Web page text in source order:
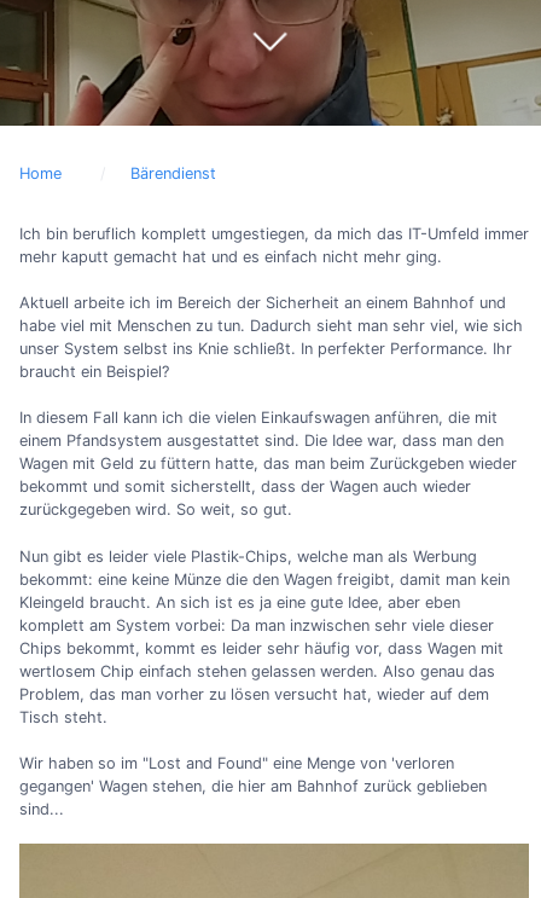
Home Bärendienst
Ich bin beruflich komplett umgestiegen, da mich das IT-Umfeld immer
mehr kaputt gemacht hat und es einfach nicht mehr ging.
Aktuell arbeite ich im Bereich der Sicherheit an einem Bahnhof und
habe viel mit Menschen zu tun. Dadurch sieht man sehr viel, wie sich
unser System selbst ins Knie schließt. In perfekter Performance. Ihr
braucht ein Beispiel?
In diesem Fall kann ich die vielen Einkaufswagen anführen, die mit
einem Pfandsystem ausgestattet sind. Die Idee war, dass man den
Wagen mit Geld zu füttern hatte, das man beim Zurückgeben wieder
bekommt und somit sicherstellt, dass der Wagen auch wieder
zurückgegeben wird. So weit, so gut.
Nun gibt es leider viele Plastik-Chips, welche man als Werbung
bekommt: eine keine Münze die den Wagen freigibt, damit man kein
Kleingeld braucht. An sich ist es ja eine gute Idee, aber eben
komplett am System vorbei: Da man inzwischen sehr viele dieser
Chips bekommt, kommt es leider sehr häufig vor, dass Wagen mit
wertlosem Chip einfach stehen gelassen werden. Also genau das
Problem, das man vorher zu lösen versucht hat, wieder auf dem
Tisch steht.
Wir haben so im "Lost and Found" eine Menge von 'verloren
gegangen' Wagen stehen, die hier am Bahnhof zurück geblieben
sind...